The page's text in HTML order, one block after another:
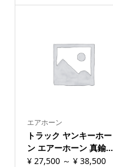
ー
ー
ン
中
エアホーン
トラック ヤンキーホー
ン エアーホーン 真鍮...
¥27,500～ ¥38,500